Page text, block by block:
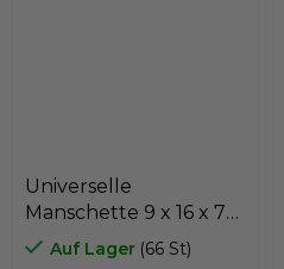
Universelle
Manschette 9 x 16 x 7
K21-009/3 PU , Kastas
Auf Lager (66 St)